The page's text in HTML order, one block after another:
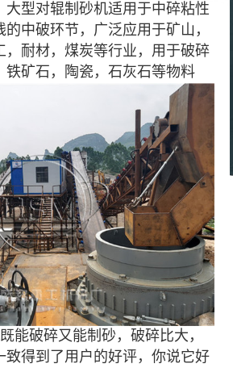
大型对辊制砂机适用于中碎粘性
中破环节，广泛应用于矿山，
，耐材，煤炭等行业，用于破碎
铁矿石，陶瓷，石灰石等物料
能破碎又能制砂，破碎比大，
致得到了用户的好评，你说它好